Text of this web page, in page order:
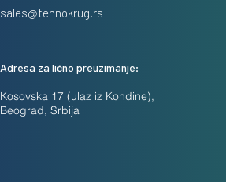
sales@tehnokrug.rs
Adresa za lično preuzimanje:
Kosovska 17 (ulaz iz Kondine),
Beograd, Srbija